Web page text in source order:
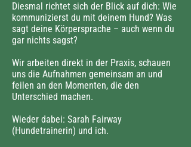
Diesmal richtet sich der Blick auf dich: Wie
kommunizierst du mit deinem Hund? Was
sagt deine Körpersprache – auch wenn du
gar nichts sagst?
Wir arbeiten direkt in der Praxis, schauen
uns die Aufnahmen gemeinsam an und
feilen an den Momenten, die den
Unterschied machen.
Wieder dabei: Sarah Fairway
(Hundetrainerin) und ich.